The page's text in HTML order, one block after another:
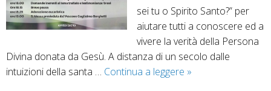
g
o
s
t
a
G
a
sei tu o Spirito Santo?” per
aiutare tutti a conoscere ed a
vivere la verità della Persona
Divina donata da Gesù. A distanza di un secolo dalle
intuizioni della santa … Continua a leggere “»